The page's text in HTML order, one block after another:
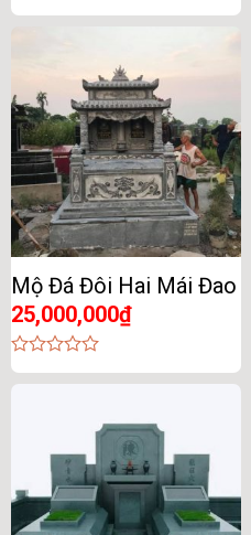
0
Mộ Đá Đôi Hai Mái Đao
25,000,000₫
0
out